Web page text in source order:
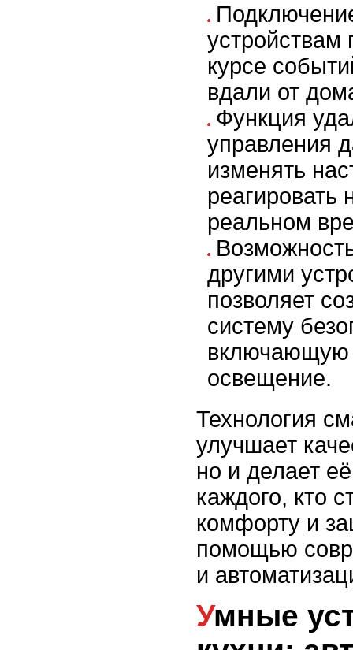
устройствам
курсе
вдали от
Функция
управления
изменять
реагировать
реальном
другими
позволяет
систему
включающую
освещение.
Технология
улучшает
но и делает
каждого, кто
комфорту и
помощью
и
Умные устройства для